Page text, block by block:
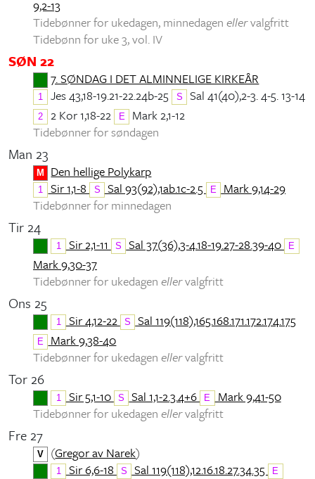
9,2-13
Tidebønner for ukedagen, minnedagen ellervalgfritt
Tidebønn for uke 3, vol. IV
SØN 22
7. SØNDAG I DET ALMINNELIGE KIRKEÅR
1 Jes 43,18-19.21-22.24b-25 S Sal 41(40),2-3. 4-5. 13-14
2 2 Kor 1,18-22 E Mark 2,1-12
Tidebønner for søndagen
Man 23
M Den hellige Polykarp
1 Sir 1,1-8 S Sal 93(92),1ab.1c-2.5 E
Mark 9,14-29
Tidebønner for minnedagen
Tir 24
1 Sir 2,1-11 S Sal 37(36),3-4.18-19.27-28.39-40 E
Mark 9,30-37
Tidebønner for ukedagen ellervalgfritt
Ons 25
1 Sir 4,12-22 S Sal 119(118),165.168.171.172.174.175
E
Mark 9,38-40
Tidebønner for ukedagen ellervalgfritt
Tor 26
1 Sir 5,1-10 S Sal 1,1-2.3.4+6 E Mark 9,41-50
Tidebønner for ukedagen ellervalgfritt
Fre 27
V (Gregor av Narek)
1 Sir 6,6-18 S Sal 119(118),12.16.18.27.34.35 E